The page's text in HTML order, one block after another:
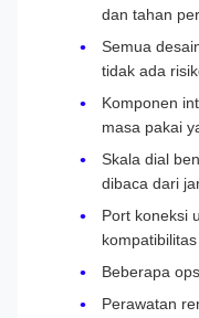
dan tahan
Semua
tidak ada
Komponen
masa pakai
Skala dial
dibaca dari
Port koneksi
Beberapa
Perawatan